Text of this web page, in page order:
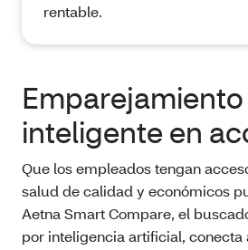
rentable.
Emparejamiento
inteligente en
Que los empleados tengan
salud de calidad y económicos
Aetna Smart Compare, el
por inteligencia artificial,